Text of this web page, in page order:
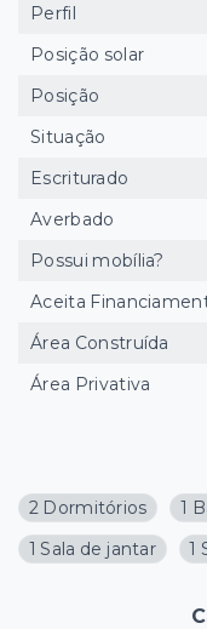
2 Dormitórios 1
1 Sala de jantar
1
Perfil
Posição solar
Posição
Situação
Escriturado
Averbado
Possui mobília?
Aceita
Área Construída
Área Privativa